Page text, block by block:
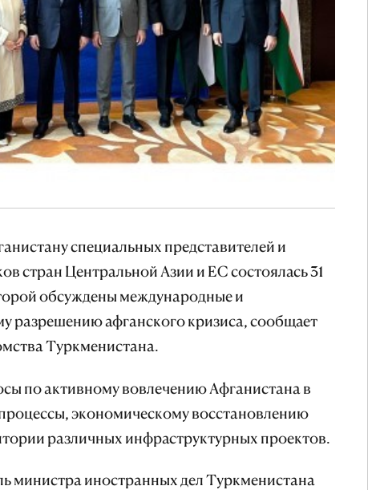
специальных представителей и
стран Центральной Азии и ЕС состоялась 31
обсуждены международные и
разрешению афганского кризиса, сообщает
Туркменистана.
по активному вовлечению Афганистана в
экономическому восстановлению
различных инфраструктурных проектов.
министра иностранных дел Туркменистана